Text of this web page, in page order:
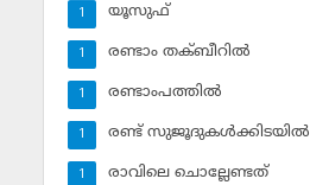
യൂസുഫ്‌
1
രണ്ടാം തക്ബീറില്‍
1
രണ്ടാംപത്തില്‍
1
രണ്ട് സുജൂദുകള്‍ക്കിടയില്‍
1
രാവിലെ ചൊല്ലേണ്ടത്
1